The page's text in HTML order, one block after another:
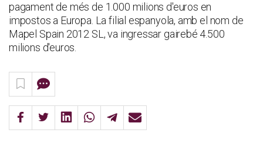
pagament de més de 1.000 milions d'euros en
impostos a Europa. La filial espanyola, amb el nom de
Mapel Spain 2012 SL, va ingressar gairebé 4.500
milions d'euros.